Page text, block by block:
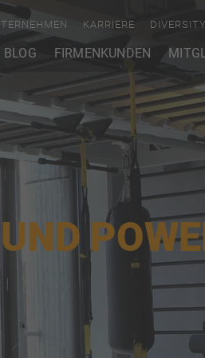
BLOG FIRMENKUNDEN
KARRIERE DIVERSITY